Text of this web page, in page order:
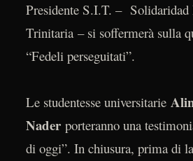
Presidente S.I.T. – Solidaridad
Trinitaria – si soffermerà sulla
“Fedeli perseguitati”.
Le studentesse universitarie
Naderporteranno una
di oggi”. In chiusura, prima di